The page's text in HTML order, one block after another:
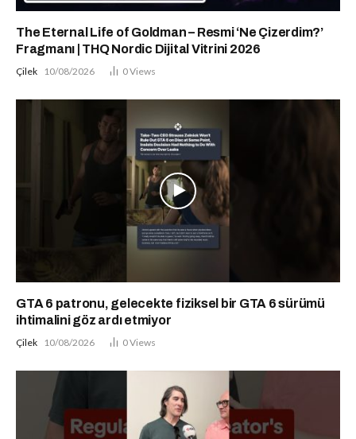
The Eternal Life of Goldman – Resmi ‘Ne Çizerdim?’
Fragmanı | THQ Nordic Dijital Vitrini 2026
Çilek 10/08/2026 0Views
GTA 6 patronu, gelecekte fiziksel bir GTA 6 sürümü
ihtimalini göz ardı etmiyor
Çilek 10/08/2026 0Views